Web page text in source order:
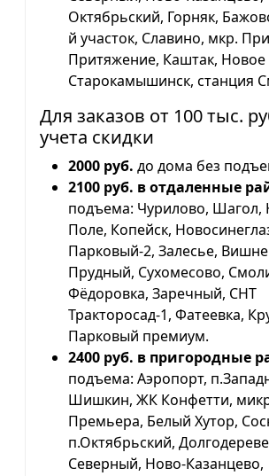
Октябрьский, Горняк,
й участок, Славино, мкр.
Притяжение, Каштак, Новое
Старокамышинск, станция
Для заказов от 100 тыс.
учета скидки
2000 руб. до дома без
2100 руб. в отдаленные
подъема: Чурилово, Шагол,
Поле, Копейск,
Парковый-2, Залесье,
Прудный, Сухомесово,
Фёдоровка, Заречный, СНТ
Тракторосад-1, Фатеевка,
Парковый премиум.
2400 руб. в пригородные
подъема: Аэропорт,
Шишкин, ЖК Конфетти,
Премьера, Белый Хутор,
п.Октябрьский,
Северный, Ново-Казанцево,